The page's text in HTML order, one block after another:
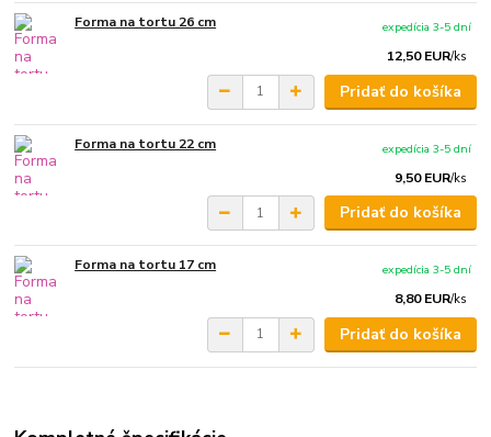
Forma na tortu 26 cm
12,50 EUR/ks
expedícia 3-5 dní
Pridať do košíka
Forma na tortu 22 cm
9,50 EUR/ks
expedícia 3-5 dní
Pridať do košíka
Forma na tortu 17 cm
8,80 EUR/ks
expedícia 3-5 dní
Pridať do košíka